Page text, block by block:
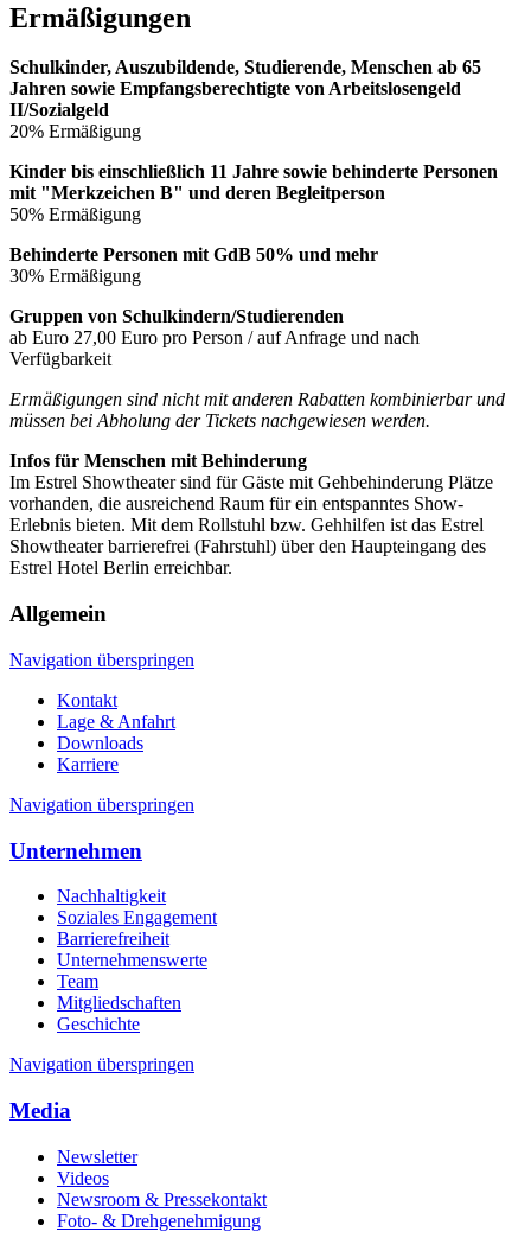
Ermäßigungen
Schulkinder, Auszubildende, Studierende, Menschen ab 65
Jahren sowie Empfangsberechtigte von Arbeitslosengeld
II/Sozialgeld
20% Ermäßigung
Kinder bis einschließlich 11 Jahre sowie behinderte Personen
mit "Merkzeichen B" und deren Begleitperson
50% Ermäßigung
Behinderte Personen mit GdB 50% und mehr
30% Ermäßigung
Gruppen von Schulkindern/Studierenden
ab Euro 27,00 Euro pro Person / auf Anfrage und nach
Verfügbarkeit
Ermäßigungen sind nicht mit anderen Rabatten kombinierbar und
müssen bei Abholung der Tickets nachgewiesen werden.
Infos für Menschen mit Behinderung
Im Estrel Showtheater sind für Gäste mit Gehbehinderung Plätze
vorhanden, die ausreichend Raum für ein entspanntes Show-
Erlebnis bieten. Mit dem Rollstuhl bzw. Gehhilfen ist das Estrel
Showtheater barrierefrei (Fahrstuhl) über den Haupteingang des
Estrel Hotel Berlin erreichbar.
Allgemein
Navigation überspringen
Kontakt
Lage & Anfahrt
Downloads
Karriere
Navigation überspringen
Unternehmen
Nachhaltigkeit
Soziales Engagement
Barrierefreiheit
Unternehmenswerte
Team
Mitgliedschaften
Geschichte
Navigation überspringen
Media
Newsletter
Videos
Newsroom & Pressekontakt
Foto- & Drehgenehmigung